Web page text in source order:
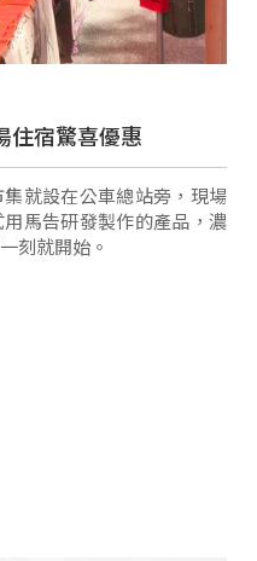
住宿驚喜優惠
就設在公車總站旁，現場
馬告研發製作的產品，濃
刻就開始。